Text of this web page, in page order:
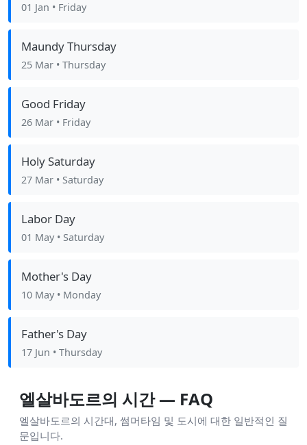
01 Jan • Friday
Maundy Thursday
25 Mar • Thursday
Good Friday
26 Mar • Friday
Holy Saturday
27 Mar • Saturday
Labor Day
01 May • Saturday
Mother's Day
10 May • Monday
Father's Day
17 Jun • Thursday
엘살바도르의 시간 — FAQ
엘살바도르의 시간대, 썸머타임 및 도시에 대한 일반적인 질
문입니다.